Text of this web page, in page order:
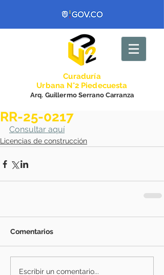
Curaduría
Urbana N°2 Piedecuesta
Arq. Guillermo Serrano Carranza
RR-25-0217
Consultar aquí
Licencias de construcción
Comentarios
Escribir un comentario...